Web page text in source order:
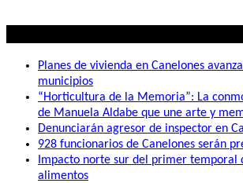
Planes de vivienda en Canelones
municipios
“Horticultura de la Memoria”: La
de Manuela Aldabe que une arte y
Denunciarán agresor de inspector en
928 funcionarios de Canelones serán
Impacto norte sur del primer temporal
alimentos